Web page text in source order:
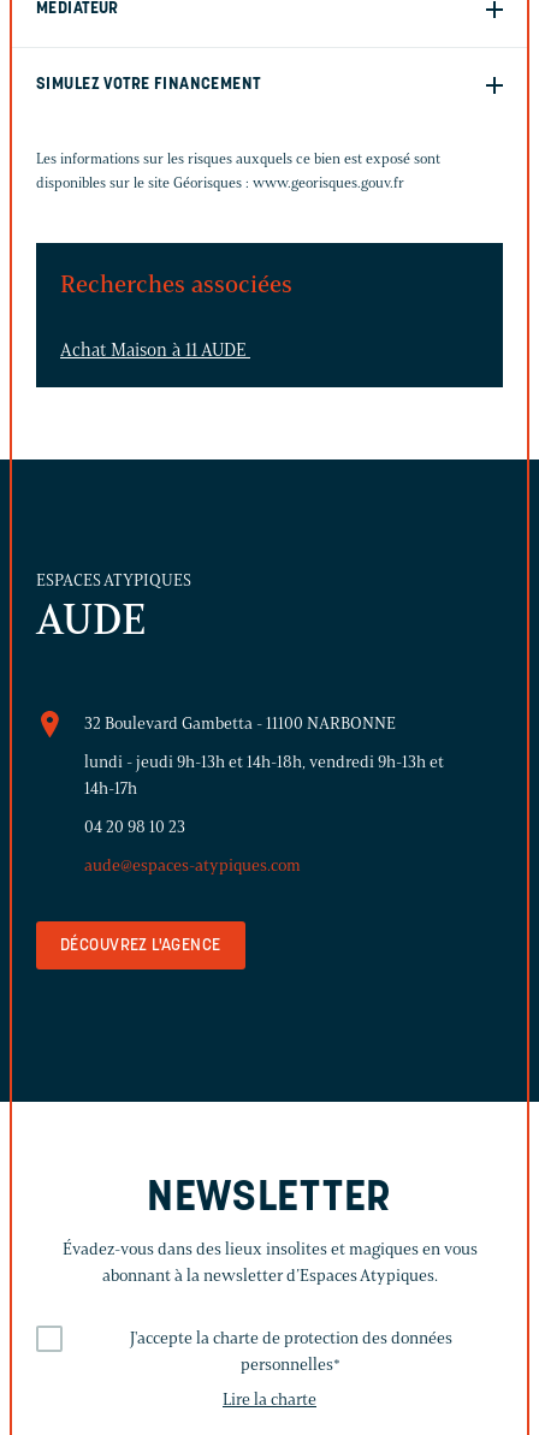
MÉDIATEUR
SIMULEZ VOTRE FINANCEMENT
Les informations sur les risques auxquels ce bien est exposé sont
disponibles sur le site Géorisques : www.georisques.gouv.fr
Recherches associées
Achat Maison à 11 AUDE
ESPACES ATYPIQUES
AUDE
32 Boulevard Gambetta - 11100 NARBONNE
lundi - jeudi 9h-13h et 14h-18h, vendredi 9h-13h et
14h-17h
04 20 98 10 23
aude@espaces-atypiques.com
DÉCOUVREZ L'AGENCE
NEWSLETTER
Évadez-vous dans des lieux insolites et magiques en vous
abonnant à la newsletter d’Espaces Atypiques.
J'accepte la charte de protection des données
personnelles*
Lire la charte